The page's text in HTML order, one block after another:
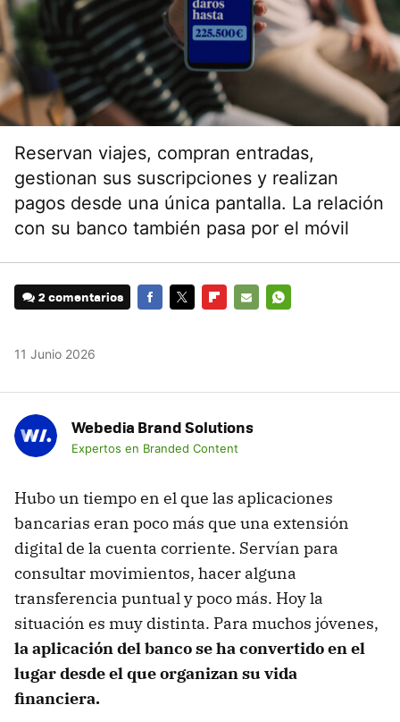
Reservan viajes, compran entradas,
gestionan sus suscripciones y realizan
pagos desde una única pantalla. La relación
con su banco también pasa por el móvil
2 comentarios
11 Junio 2026
Webedia Brand Solutions
Expertos en Branded Content
Hubo un tiempo en el que las aplicaciones
bancarias eran poco más que una extensión
digital de la cuenta corriente. Servían para
consultar movimientos, hacer alguna
transferencia puntual y poco más. Hoy la
situación es muy distinta. Para muchos jóvenes,
la aplicación del banco se ha convertido en el
lugar desde el que organizan su vida
financiera.